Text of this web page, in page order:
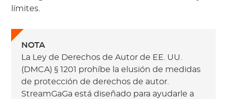
límites.
NOTA
La Ley de Derechos de Autor de EE. UU.
(DMCA) § 1201 prohíbe la elusión de medidas
de protección de derechos de autor.
StreamGaGa está diseñado para ayudarle a